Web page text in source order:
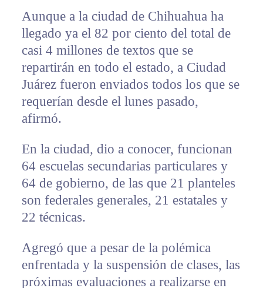
Aunque a la ciudad de Chihuahua ha
llegado ya el 82 por ciento del total de
casi 4 millones de textos que se
repartirán en todo el estado, a Ciudad
Juárez fueron enviados todos los que se
requerían desde el lunes pasado,
afirmó.
En la ciudad, dio a conocer, funcionan
64 escuelas secundarias particulares y
64 de gobierno, de las que 21 planteles
son federales generales, 21 estatales y
22 técnicas.
Agregó que a pesar de la polémica
enfrentada y la suspensión de clases, las
próximas evaluaciones a realizarse en